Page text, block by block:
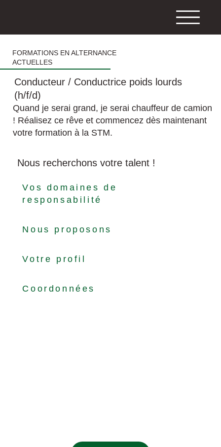
FORMATIONS EN ALTERNANCE
ACTUELLES
Conducteur / Conductrice poids lourds
(h/f/d)
Quand je serai grand, je serai chauffeur de camion
! Réalisez ce rêve et commencez dès maintenant
votre formation à la STM.
Nous recherchons votre talent !
Vos domaines de
responsabilité
Nous proposons
Votre profil
Coordonnées